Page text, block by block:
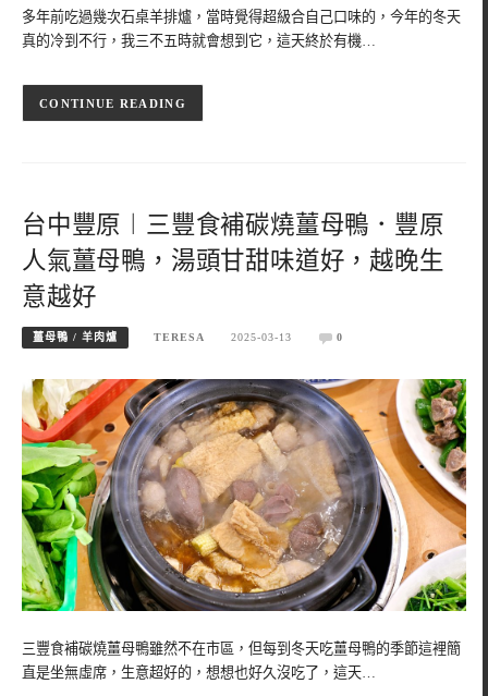
多年前吃過幾次石桌羊排爐，當時覺得超級合自己口味的，今年的冬天
真的冷到不行，我三不五時就會想到它，這天終於有機…
CONTINUE READING
台中豐原︱三豐食補碳燒薑母鴨．豐原
人氣薑母鴨，湯頭甘甜味道好，越晚生
意越好
薑母鴨 / 羊肉爐 TERESA 2025-03-13 0
三豐食補碳燒薑母鴨雖然不在市區，但每到冬天吃薑母鴨的季節這裡簡
直是坐無虛席，生意超好的，想想也好久沒吃了，這天…